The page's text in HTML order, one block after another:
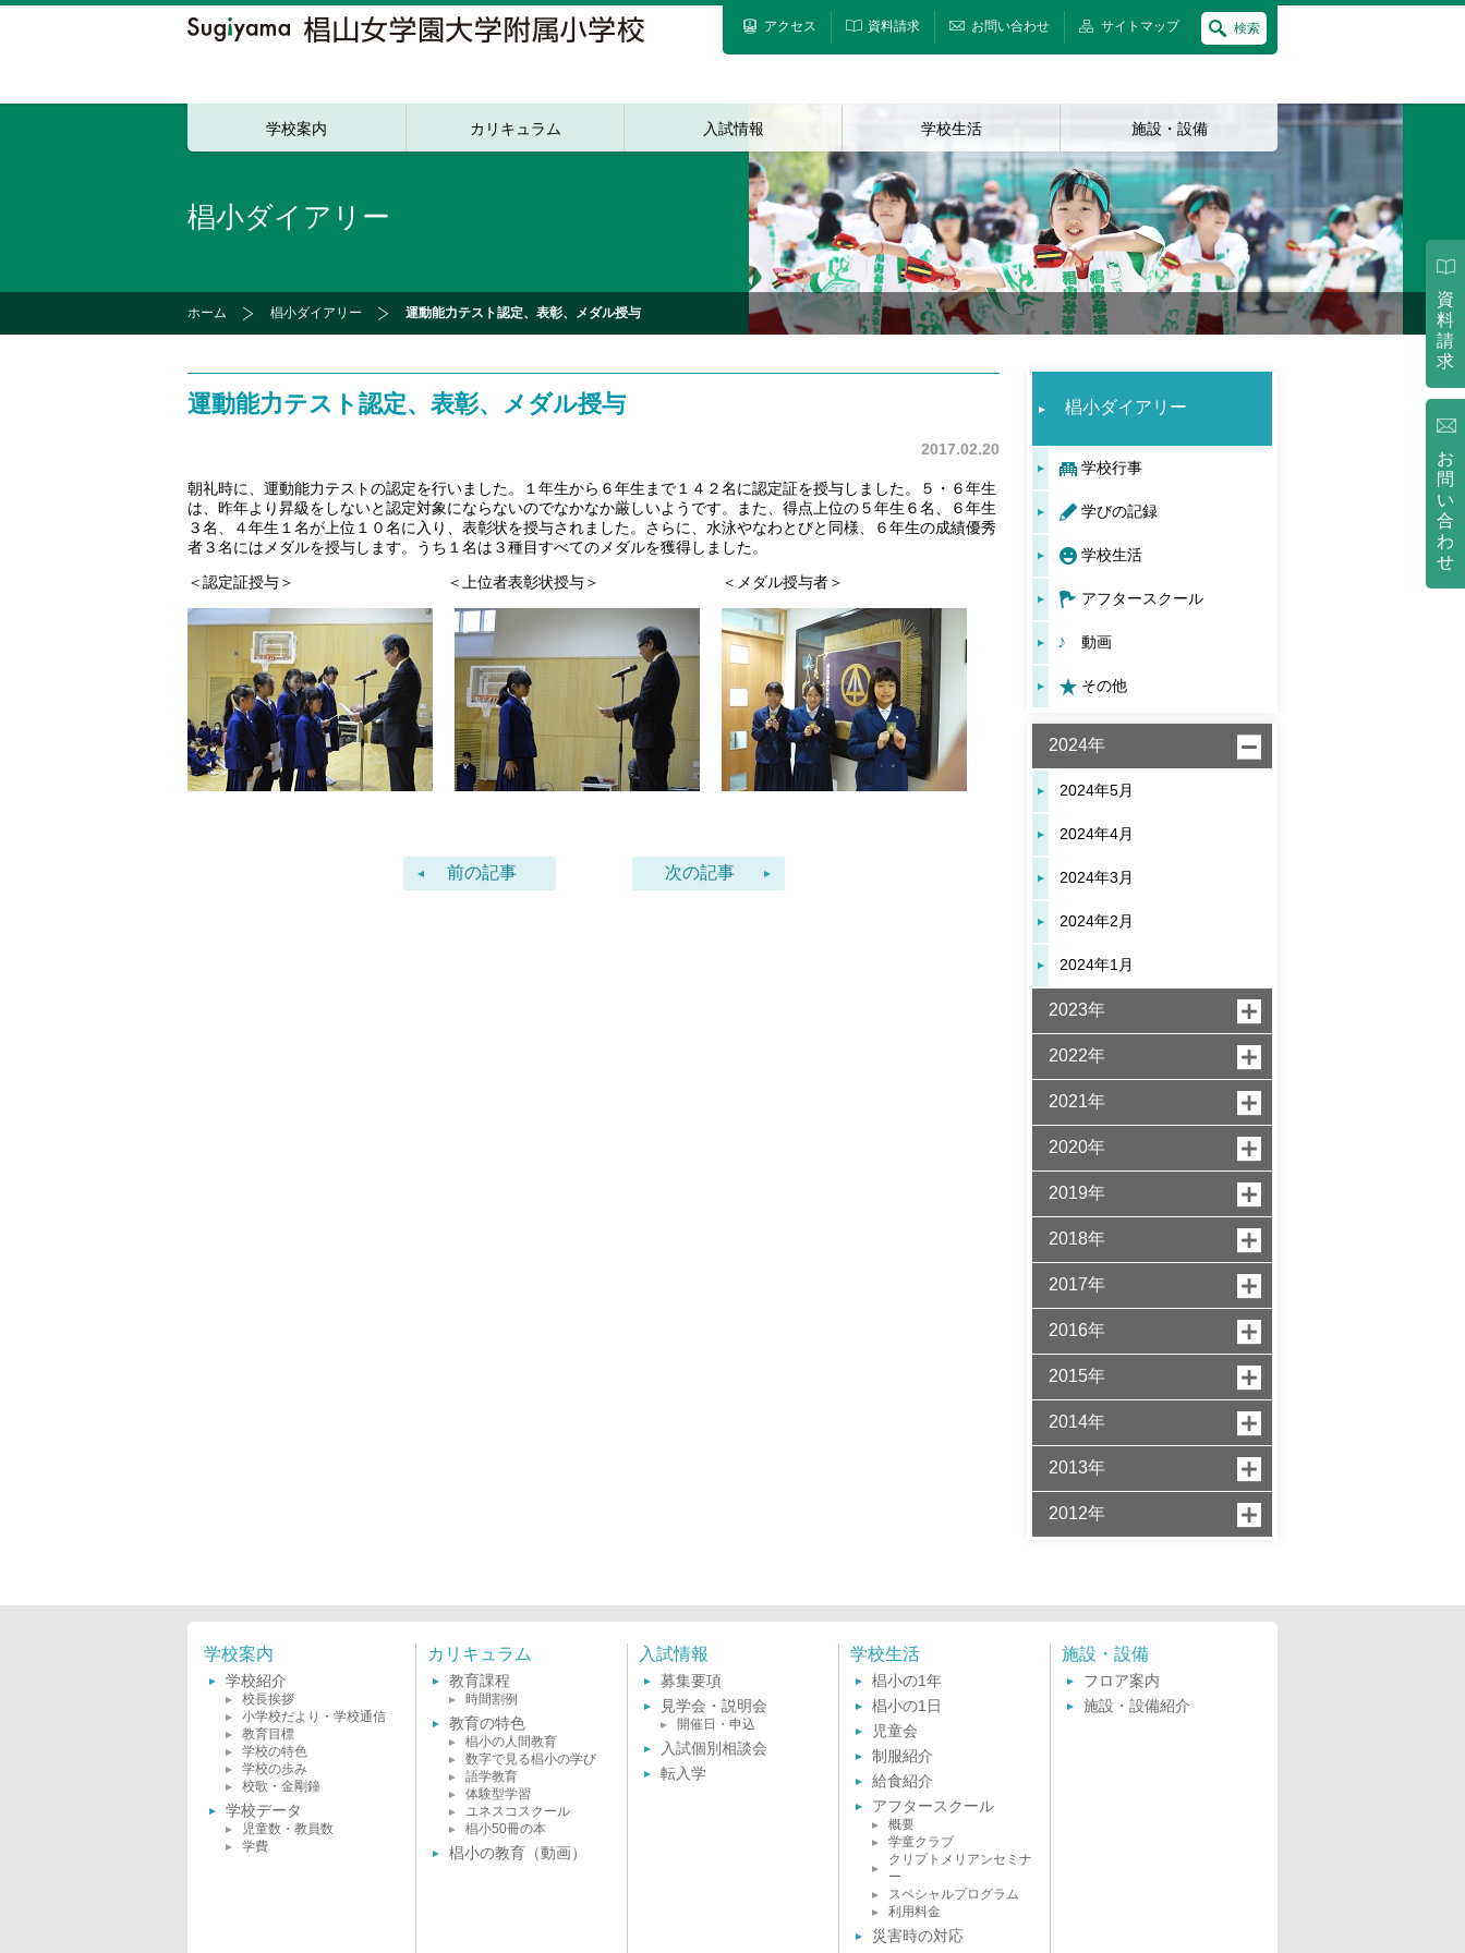
アクセス 資料請求 お問い合わせ サイトマップ 検索
学校案内 カリキュラム 入試情報 学校生活 施設・設備
椙小ダイアリー
ホーム 椙小ダイアリー 運動能力テスト認定、表彰、メダル授与
運動能力テスト認定、表彰、メダル授与
2017.02.20
朝礼時に、運動能力テストの認定を行いました。１年生から６年生まで１４２名に認定証を授与しました。５・６年生
は、昨年より昇級をしないと認定対象にならないのでなかなか厳しいようです。また、得点上位の５年生６名、６年生
３名、４年生１名が上位１０名に入り、表彰状を授与されました。さらに、水泳やなわとびと同様、６年生の成績優秀
者３名にはメダルを授与します。うち１名は３種目すべてのメダルを獲得しました。
＜認定証授与＞
＜上位者表彰状授与＞ ＜メダル授与者＞
前の記事 次の記事
椙小ダイアリー
学校行事
学びの記録
学校生活
アフタースクール
動画
その他
2024年
2024年5月
2024年4月
2024年3月
2024年2月
2024年1月
2023年
2022年
2021年
2020年
2019年
2018年
2017年
2016年
2015年
2014年
2013年
2012年
資
料
請
求
お
問
い
合
わ
せ
学校案内
学校紹介
校長挨拶
小学校だより・学校通信
教育目標
学校の特色
学校の歩み
校歌・金剛鐘
学校データ
児童数・教員数
学費
カリキュラム
教育課程
時間割例
教育の特色
椙小の人間教育
数字で見る椙小の学び
語学教育
体験型学習
ユネスコスクール
椙小50冊の本
椙小の教育（動画）
入試情報
募集要項
見学会・説明会
開催日・申込
入試個別相談会
転入学
学校生活
椙小の1年
椙小の1日
児童会
制服紹介
給食紹介
アフタースクール
概要
学童クラブ
クリプトメリアンセミナ
ー
スペシャルプログラム
利用料金
災害時の対応
施設・設備
フロア案内
施設・設備紹介